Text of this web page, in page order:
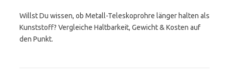
Willst Du wissen, ob Metall-Teleskoprohre länger halten als
Kunststoff? Vergleiche Haltbarkeit, Gewicht & Kosten auf
den Punkt.